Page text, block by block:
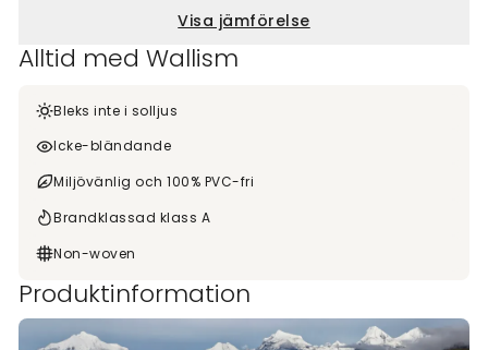
Visa jämförelse
Alltid med Wallism
Bleks inte i solljus
Icke-bländande
Miljövänlig och 100% PVC-fri
Brandklassad klass A
Non-woven
Produktinformation